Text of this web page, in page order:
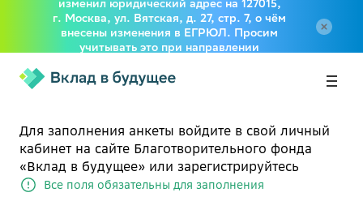
изменил юридический адрес на 127015,
г. Москва, ул. Вятская, д. 27, стр. 7, о чём
внесены изменения в ЕГРЮЛ. Просим
учитывать это при направлении
Авторизация
Для заполнения анкеты войдите в свой личный
кабинет на сайте Благотворительного фонда
«Вклад в будущее» или зарегистрируйтесь
Все поля обязательны для заполнения